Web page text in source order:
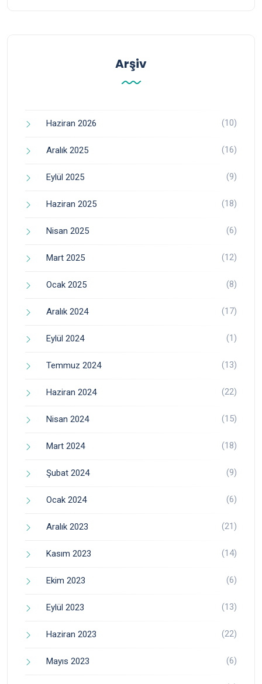
Arşiv
Haziran 2026 (10)
Aralık 2025 (16)
Eylül 2025 (9)
Haziran 2025 (18)
Nisan 2025 (6)
Mart 2025 (12)
Ocak 2025 (8)
Aralık 2024 (17)
Eylül 2024 (1)
Temmuz 2024 (13)
Haziran 2024 (22)
Nisan 2024 (15)
Mart 2024 (18)
Şubat 2024 (9)
Ocak 2024 (6)
Aralık 2023 (21)
Kasım 2023 (14)
Ekim 2023 (6)
Eylül 2023 (13)
Haziran 2023 (22)
Mayıs 2023 (6)